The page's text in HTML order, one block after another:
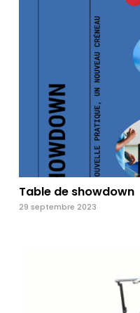
Table de showdown
29 septembre 2023